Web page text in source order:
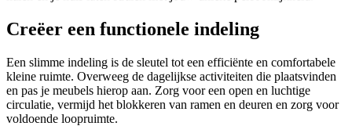
Creëer een functionele indeling
Een slimme indeling is de sleutel tot een efficiënte en comfortabele
kleine ruimte. Overweeg de dagelijkse activiteiten die plaatsvinden
en pas je meubels hierop aan. Zorg voor een open en luchtige
circulatie, vermijd het blokkeren van ramen en deuren en zorg voor
voldoende loopruimte.